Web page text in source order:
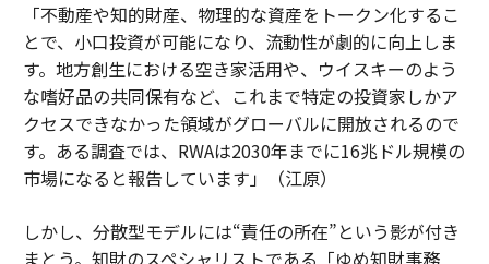
「不動産や知的財産、物理的な資産をトークン化するこ
とで、小口投資が可能になり、流動性が劇的に向上しま
す。地方創生における空き家活用や、ウイスキーのよう
な嗜好品の共同保有など、これまで特定の投資家しかア
クセスできなかった領域がグローバルに開放されるので
す。ある調査では、RWAは2030年までに16兆ドル規模の
市場になると報告しています」（江原）
しかし、分散型モデルには“責任の所在”という影が付き
まとう。知財のスペシャリストである「ゆめ知財事務